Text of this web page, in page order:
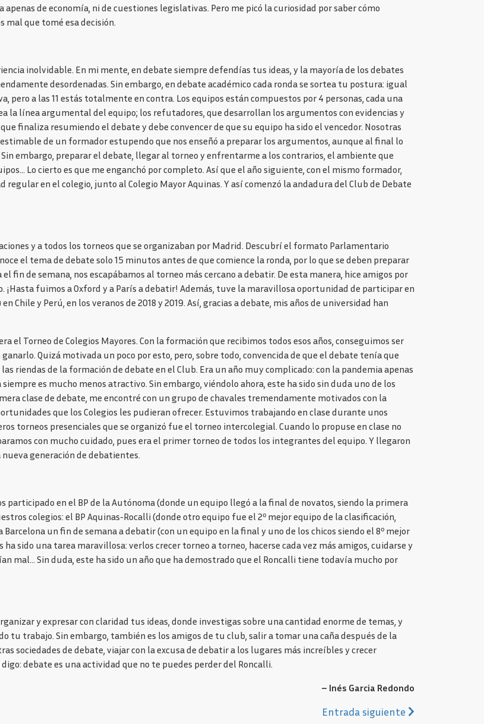
de economía, ni de cuestiones legislativas. Pero me picó la curiosidad por saber cómo
mal que tomé esa decisión.
inolvidable. En mi mente, en debate siempre defendías tus ideas, y la mayoría de los debates
desordenadas. Sin embargo, en debate académico cada ronda se sortea tu postura: igual
pero a las 11 estás totalmente en contra. Los equipos están compuestos por 4 personas, cada una
la línea argumental del equipo; los refutadores, que desarrollan los argumentos con evidencias y
finaliza resumiendo el debate y debe convencer de que su equipo ha sido el vencedor. Nosotras
de un formador estupendo que nos enseñó a preparar los argumentos, aunque al final lo
embargo, preparar el debate, llegar al torneo y enfrentarme a los contrarios, el ambiente que
Lo cierto es que me enganchó por completo. Así que el año siguiente, con el mismo formador,
en el colegio, junto al Colegio Mayor Aquinas. Y así comenzó la andadura del Club de Debate
y a todos los torneos que se organizaban por Madrid. Descubrí el formato Parlamentario
el tema de debate solo 15 minutos antes de que comience la ronda, por lo que se deben preparar
fin de semana, nos escapábamos al torneo más cercano a debatir. De esta manera, hice amigos por
fuimos a Oxford y a París a debatir! Además, tuve la maravillosa oportunidad de participar en
Chile y Perú, en los veranos de 2018 y 2019. Así, gracias a debate, mis años de universidad han
el Torneo de Colegios Mayores. Con la formación que recibimos todos esos años, conseguimos ser
Quizá motivada un poco por esto, pero, sobre todo, convencida de que el debate tenía que
riendas de la formación de debate en el Club. Era un año muy complicado: con la pandemia apenas
es mucho menos atractivo. Sin embargo, viéndolo ahora, este ha sido sin duda uno de los
clase de debate, me encontré con un grupo de chavales tremendamente motivados con la
que los Colegios les pudieran ofrecer. Estuvimos trabajando en clase durante unos
torneos presenciales que se organizó fue el torneo intercolegial. Cuando lo propuse en clase no
con mucho cuidado, pues era el primer torneo de todos los integrantes del equipo. Y llegaron
generación de debatientes.
participado en el BP de la Autónoma (donde un equipo llegó a la final de novatos, siendo la primera
colegios: el BP Aquinas-Rocalli (donde otro equipo fue el 2º mejor equipo de la clasificación,
un fin de semana a debatir (con un equipo en la final y uno de los chicos siendo el 8º mejor
sido una tarea maravillosa: verlos crecer torneo a torneo, hacerse cada vez más amigos, cuidarse y
mal… Sin duda, este ha sido un año que ha demostrado que el Roncalli tiene todavía mucho por
y expresar con claridad tus ideas, donde investigas sobre una cantidad enorme de temas, y
tu trabajo. Sin embargo, también es los amigos de tu club, salir a tomar una caña después de la
sociedades de debate, viajar con la excusa de debatir a los lugares más increíbles y crecer
debate es una actividad que no te puedes perder del Roncalli.
– Inés Garcia Redondo
Siguiente
Entrada siguiente